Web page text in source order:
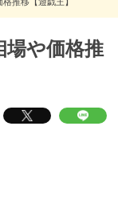
場や価格推